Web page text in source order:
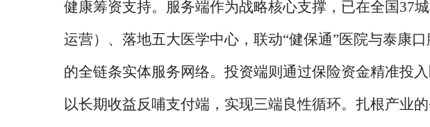
健康筹资支持。服务端作为战略核心支撑，已在全国37
运营）、落地五大医学中心，联动“健保通”医院与泰康
的全链条实体服务网络。投资端则通过保险资金精准投
以长期收益反哺支付端，实现三端良性循环。扎根产业